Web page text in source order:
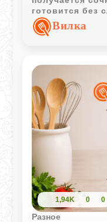
готовится без
отлично
Вилка
1,94K 0 0
Разное